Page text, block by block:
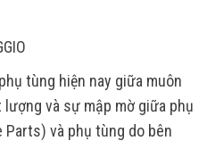
tùng hiện nay giữa muôn
và sự mập mờ giữa phụ
Parts) và phụ tùng do bên